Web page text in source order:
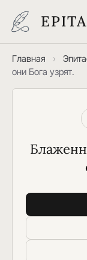
Главная ›
они Бога узрят.